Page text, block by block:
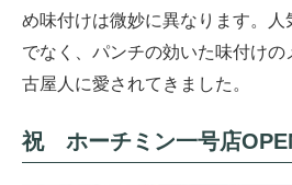
め味付けは微妙に異なります。人
でなく、パンチの効いた味付けの
古屋人に愛されてきました。
祝 ホーチミン一号店